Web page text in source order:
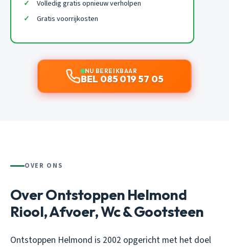
Volledig gratis opnieuw verholpen
Gratis voorrijkosten
NU BEREIKBAAR
BEL 085 019 57 05
OVER ONS
Over Ontstoppen Helmond
Riool, Afvoer, Wc & Gootsteen
Ontstoppen Helmond is 2002 opgericht met het doel